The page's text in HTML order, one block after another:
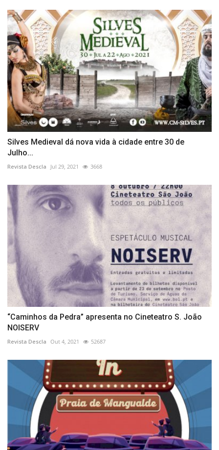
Silves Medieval dá nova vida à cidade entre 30 de
Julho...
Revista Descla Jul 29, 2021 3668
“Caminhos da Pedra” apresenta no Cineteatro S. João
NOISERV
Revista Descla Out 4, 2021 52687